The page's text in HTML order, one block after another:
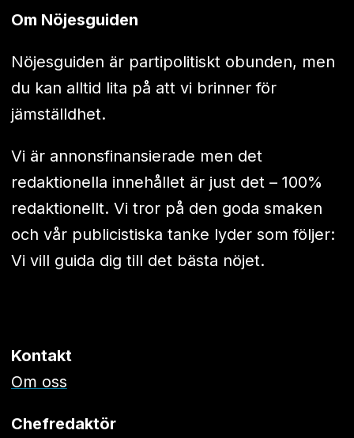
Om Nöjesguiden
Nöjesguiden är partipolitiskt obunden, men
du kan alltid lita på att vi brinner för
jämställdhet.
Vi är annonsfinansierade men det
redaktionella innehållet är just det – 100%
redaktionellt. Vi tror på den goda smaken
och vår publicistiska tanke lyder som följer:
Vi vill guida dig till det bästa nöjet.
Kontakt
Om oss
Chefredaktör